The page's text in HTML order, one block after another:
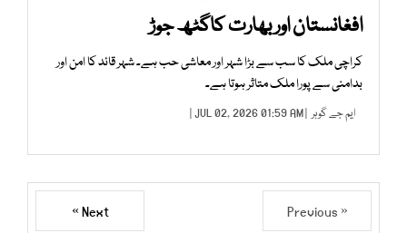
افغانستان اور بھارت کاگٹھ جوڑ
کراچی ملک کا سب سے بڑا شہر اور معاشی حب ہے۔ شہر قائد کا امن اور
بدامنی سے پورا ملک متاثر ہوتا ہے۔
ایم جے گوہر | JUL 02, 2026 01:59 AM |
« Previous
Next »